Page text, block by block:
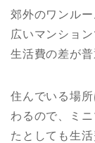
郊外のワンル
広いマンショ
生活費の差が普
住んでいる場
わるので、ミ
たとしても生活